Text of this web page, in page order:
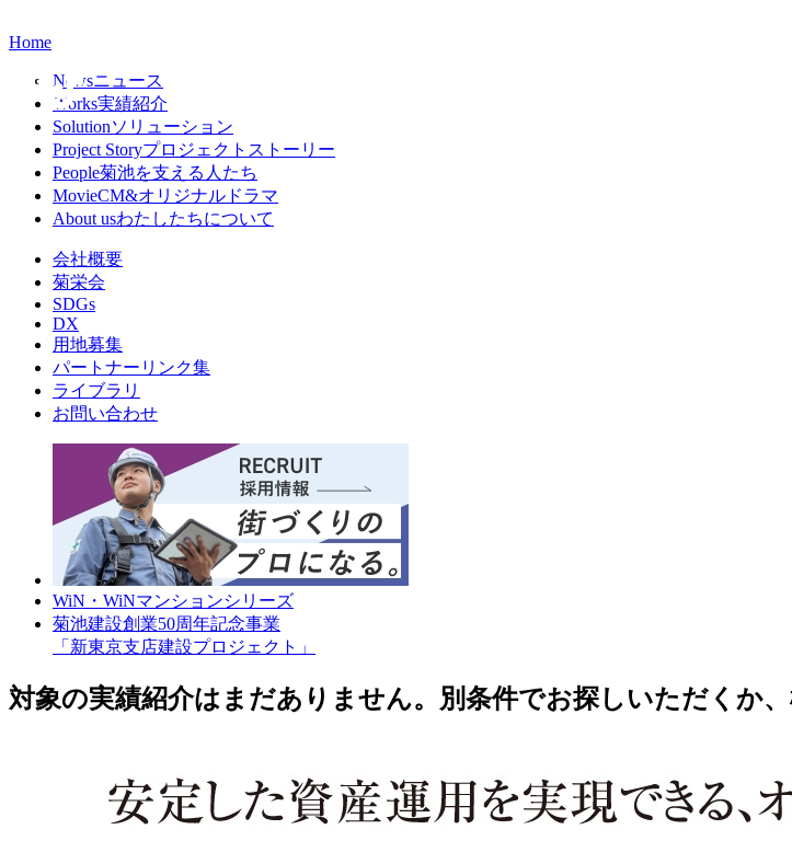
Home
Newsニュース
Works実績紹介
Solutionソリューション
Project Storyプロジェクトストーリー
People菊池を支える人たち
MovieCM&オリジナルドラマ
About usわたしたちについて
会社概要
菊栄会
SDGs
DX
用地募集
パートナーリンク集
ライブラリ
お問い合わせ
WiN・WiNマンションシリーズ
菊池建設創業50周年記念事業
「新東京支店建設プロジェクト」
対象の実績紹介はまだありません。別条件でお探しいただくか、